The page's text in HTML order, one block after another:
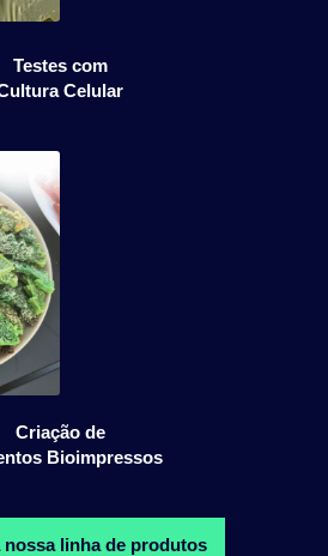
Testes com
Celular
Criação de
Bioimpressos
nossa linha de produtos